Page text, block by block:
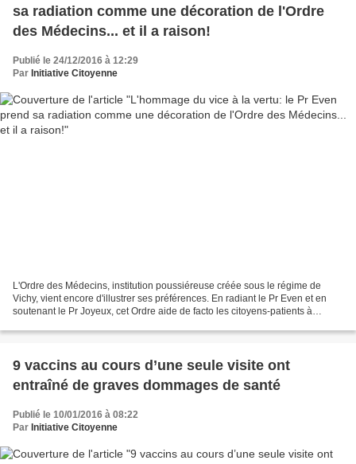
sa radiation comme une décoration de l'Ordre
des Médecins... et il a raison!
Publié le 24/12/2016 à 12:29
Par Initiative Citoyenne
L'Ordre des Médecins, institution poussiéreuse créée sous le régime de
Vichy, vient encore d'illustrer ses préférences. En radiant le Pr Even et en
soutenant le Pr Joyeux, cet Ordre aide de facto les citoyens-patients à
9 vaccins au cours d’une seule visite ont
entraîné de graves dommages de santé
Publié le 10/01/2016 à 08:22
Par Initiative Citoyenne